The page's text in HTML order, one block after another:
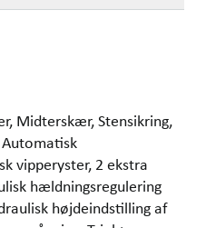
Midterskær, Stensikring,
vipperyster, 2 ekstra
hældningsregulering
højdeindstilling af